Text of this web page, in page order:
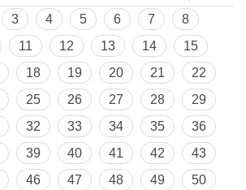
3 4 5 6 7
8
11 12 13 14
15
18 19 20 21
22
25 26 27 28
29
32 33 34 35
36
39 40 41 42
43
46 47 48 49
50